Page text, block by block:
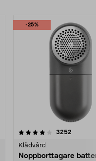
-25%
3252
Klädvård
Noppborttagare
4.5av 5 stjärnor